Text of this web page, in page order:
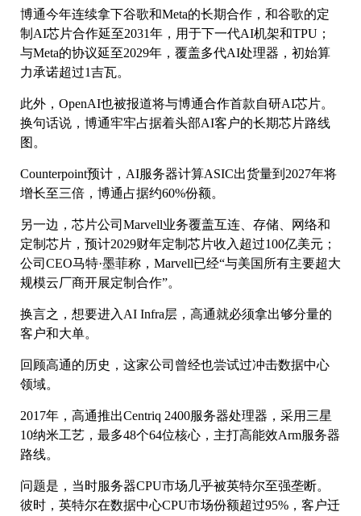
博通今年连续拿下谷歌和Meta的长期合作，和谷歌的定
制AI芯片合作延至2031年，用于下一代AI机架和TPU；
与Meta的协议延至2029年，覆盖多代AI处理器，初始算
力承诺超过1吉瓦。
此外，OpenAI也被报道将与博通合作首款自研AI芯片。
换句话说，博通牢牢占据着头部AI客户的长期芯片路线
图。
Counterpoint预计，AI服务器计算ASIC出货量到2027年将
增长至三倍，博通占据约60%份额。
另一边，芯片公司Marvell业务覆盖互连、存储、网络和
定制芯片，预计2029财年定制芯片收入超过100亿美元；
公司CEO马特·墨菲称，Marvell已经“与美国所有主要超大
规模云厂商开展定制合作”。
换言之，想要进入AI Infra层，高通就必须拿出够分量的
客户和大单。
回顾高通的历史，这家公司曾经也尝试过冲击数据中心
领域。
2017年，高通推出Centriq 2400服务器处理器，采用三星
10纳米工艺，最多48个64位核心，主打高能效Arm服务器
路线。
问题是，当时服务器CPU市场几乎被英特尔至强垄断。
彼时，英特尔在数据中心CPU市场份额超过95%，客户迁